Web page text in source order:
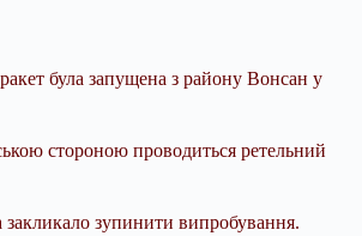
була запущена з району Вонсан у
стороною проводиться ретельний
закликало зупинити випробування.